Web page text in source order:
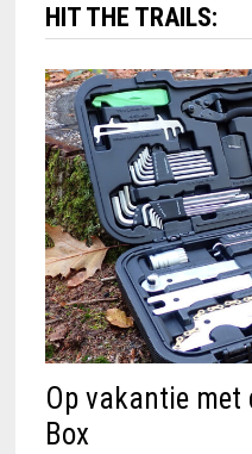
HIT THE TRAILS:
Op vakantie met
Box